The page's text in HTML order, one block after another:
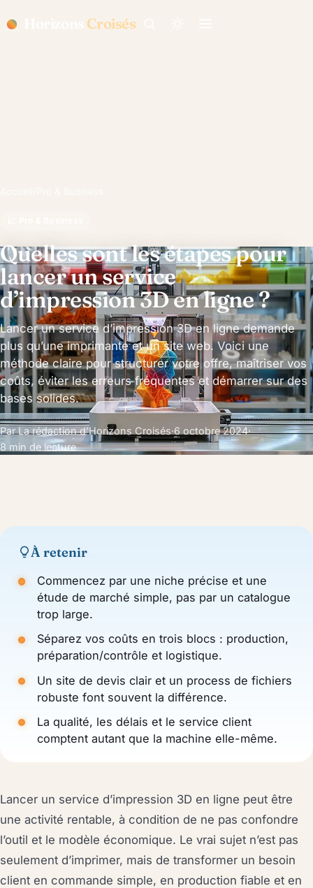
Croisés
Quelles sont les étapes pour
lancer un service
d’impression 3D en ligne ?
Lancer un service d’impression 3D en ligne demande
plus qu’une imprimante et un site web. Voici une
méthode claire pour structurer votre offre, maîtriser vos
coûts, éviter les erreurs fréquentes et démarrer sur des
bases solides.
Par La rédaction d’Horizons Croisés·6 octobre 2024·
8 min de lecture
À retenir
Commencez par une niche précise et une
étude de marché simple, pas par un catalogue
trop large.
Séparez vos coûts en trois blocs : production,
préparation/contrôle et logistique.
Un site de devis clair et un process de fichiers
robuste font souvent la différence.
La qualité, les délais et le service client
comptent autant que la machine elle-même.
Lancer un service d’impression 3D en ligne peut être
une activité rentable, à condition de ne pas confondre
l’outil et le modèle économique. Le vrai sujet n’est pas
seulement d’imprimer, mais de transformer un besoin
client en commande simple, en production fiable et en